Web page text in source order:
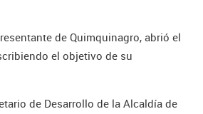
de Quimquinagro, abrió el
el objetivo de su
de Desarrollo de la Alcaldía de